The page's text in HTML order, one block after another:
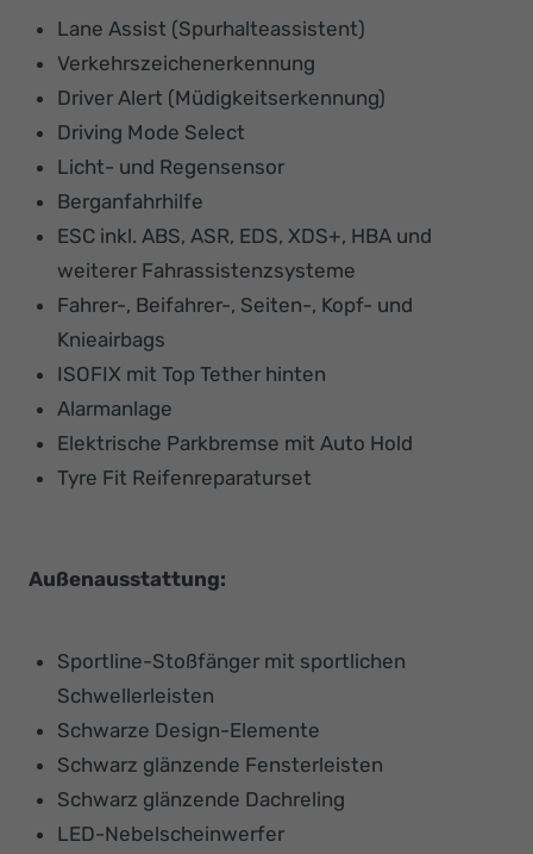
Lane Assist (Spurhalteassistent)
Verkehrszeichenerkennung
Driver Alert (Müdigkeitserkennung)
Driving Mode Select
Licht- und Regensensor
Berganfahrhilfe
ESC inkl. ABS, ASR, EDS, XDS+, HBA und
weiterer Fahrassistenzsysteme
Fahrer-, Beifahrer-, Seiten-, Kopf- und
Knieairbags
ISOFIX mit Top Tether hinten
Alarmanlage
Elektrische Parkbremse mit Auto Hold
Tyre Fit Reifenreparaturset
Außenausstattung:
Sportline-Stoßfänger mit sportlichen
Schwellerleisten
Schwarze Design-Elemente
Schwarz glänzende Fensterleisten
Schwarz glänzende Dachreling
LED-Nebelscheinwerfer